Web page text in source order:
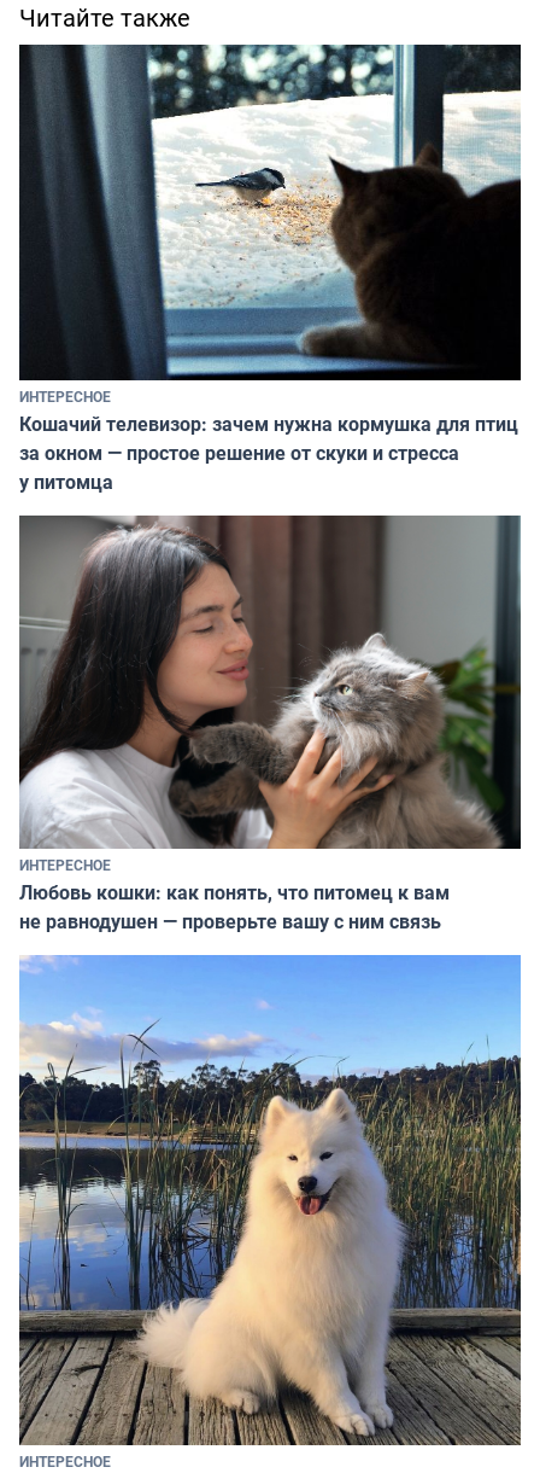
Читайте также
ИНТЕРЕСНОЕ
Кошачий телевизор: зачем нужна кормушка для птиц
за окном — простое решение от скуки и стресса
у питомца
ИНТЕРЕСНОЕ
Любовь кошки: как понять, что питомец к вам
не равнодушен — проверьте вашу с ним связь
ИНТЕРЕСНОЕ